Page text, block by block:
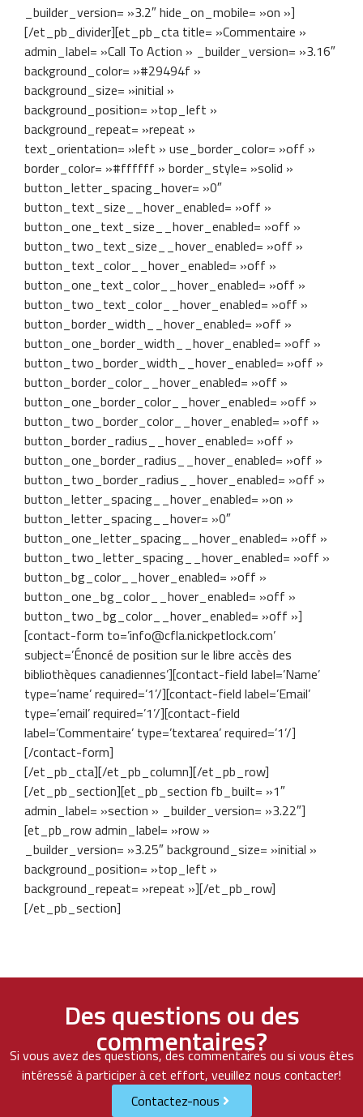
_builder_version= »3.2″ hide_on_mobile= »on »]
[/et_pb_divider][et_pb_cta title= »Commentaire »
admin_label= »Call To Action » _builder_version= »3.16″
background_color= »#29494f »
background_size= »initial »
background_position= »top_left »
background_repeat= »repeat »
text_orientation= »left » use_border_color= »off »
border_color= »#ffffff » border_style= »solid »
button_letter_spacing_hover= »0″
button_text_size__hover_enabled= »off »
button_one_text_size__hover_enabled= »off »
button_two_text_size__hover_enabled= »off »
button_text_color__hover_enabled= »off »
button_one_text_color__hover_enabled= »off »
button_two_text_color__hover_enabled= »off »
button_border_width__hover_enabled= »off »
button_one_border_width__hover_enabled= »off »
button_two_border_width__hover_enabled= »off »
button_border_color__hover_enabled= »off »
button_one_border_color__hover_enabled= »off »
button_two_border_color__hover_enabled= »off »
button_border_radius__hover_enabled= »off »
button_one_border_radius__hover_enabled= »off »
button_two_border_radius__hover_enabled= »off »
button_letter_spacing__hover_enabled= »on »
button_letter_spacing__hover= »0″
button_one_letter_spacing__hover_enabled= »off »
button_two_letter_spacing__hover_enabled= »off »
button_bg_color__hover_enabled= »off »
button_one_bg_color__hover_enabled= »off »
button_two_bg_color__hover_enabled= »off »]
[contact-form to=’info@cfla.nickpetlock.com’
subject=’Énoncé de position sur le libre accès des
bibliothèques canadiennes’][contact-field label=’Name’
type=’name’ required=’1’/][contact-field label=’Email’
type=’email’ required=’1’/][contact-field
label=’Commentaire’ type=’textarea’ required=’1’/]
[/contact-form]
[/et_pb_cta][/et_pb_column][/et_pb_row]
[/et_pb_section][et_pb_section fb_built= »1″
admin_label= »section » _builder_version= »3.22″]
[et_pb_row admin_label= »row »
_builder_version= »3.25″ background_size= »initial »
background_position= »top_left »
background_repeat= »repeat »][/et_pb_row]
[/et_pb_section]
Des questions ou des
commentaires?
Si vous avez des questions, des commentaires ou si vous êtes
intéressé à participer à cet effort, veuillez nous contacter!
Contactez-nous